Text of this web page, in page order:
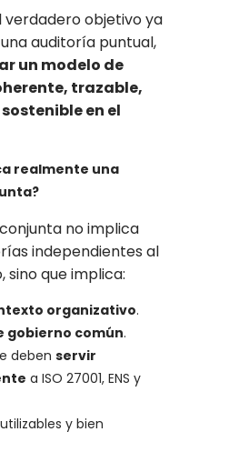
verdadero objetivo ya
auditoría puntual,
un modelo de
trazable,
en el
realmente una
no implica
independientes al
sino que implica:
organizativo.
gobierno común.
deben servir
a ISO 27001, ENS y
y bien